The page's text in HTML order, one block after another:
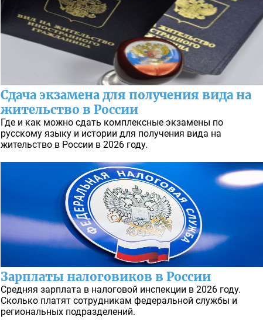
Сдача экзамена для получения вида на
жительство в России
Где и как можно сдать комплексные экзамены по
русскому языку и истории для получения вида на
жительство в России в 2026 году.
Зарплаты налоговиков в России
Средняя зарплата в налоговой инспекции в 2026 году.
Сколько платят сотрудникам федеральной службы и
региональных подразделений.